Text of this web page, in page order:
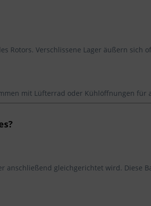
Rotors. Verschlissene Lager äußern sich
mit Lüfterrad oder Kühlöffnungen für
anschließend gleichgerichtet wird. Diese